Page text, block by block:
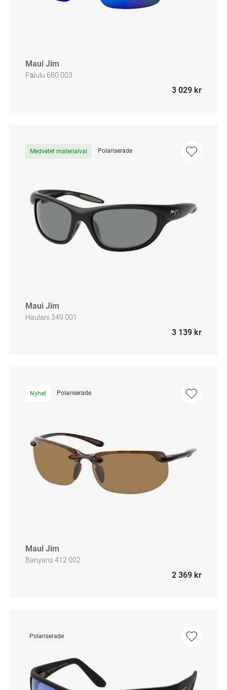
Maui Jim
Pālulu 680 003
3 029 kr
Medvetet materialval Polariserade
Maui Jim
Haulani 349 001
3 139 kr
Nyhet Polariserade
Maui Jim
Banyans 412 002
2 369 kr
Polariserade